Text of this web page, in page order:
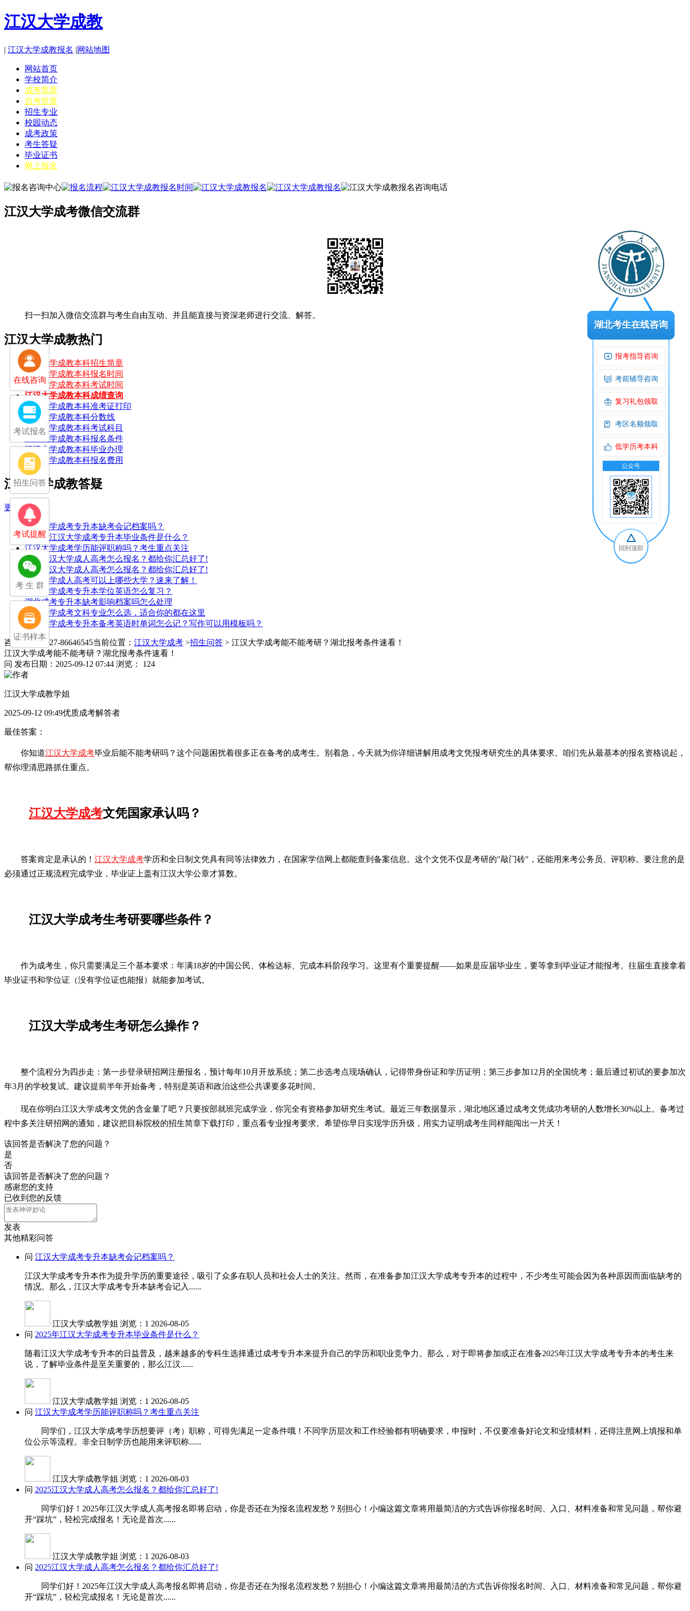
江汉大学成教
| 江汉大学成教报名 |网站地图
网站首页
学校简介
成考简章
自考简章
招生专业
校园动态
成考政策
考生答疑
毕业证书
网上报名
江汉大学成考微信交流群
扫一扫加入微信交流群与考生自由互动、并且能直接与资深老师进行交流、解答。
江汉大学成教热门
江汉大学成教本科招生简章
江汉大学成教本科报名时间
江汉大学成教本科考试时间
江汉大学成教本科成绩查询
江汉大学成教本科准考证打印
江汉大学成教本科分数线
江汉大学成教本科考试科目
江汉大学成教本科报名条件
江汉大学成教本科毕业办理
江汉大学成教本科报名费用
江汉大学成教答疑
更多>>
江汉大学成考专升本缺考会记档案吗？
2025年江汉大学成考专升本毕业条件是什么？
江汉大学成考学历能评职称吗？考生重点关注
2025江汉大学成人高考怎么报名？都给你汇总好了!
2025江汉大学成人高考怎么报名？都给你汇总好了!
江汉大学成人高考可以上哪些大学？速来了解！
江汉大学成考专升本学位英语怎么复习？
湖北成考专升本缺考影响档案吗怎么处理
江汉大学成考文科专业怎么选，适合你的都在这里
江汉大学成考专升本备考英语时单词怎么记？写作可以用模板吗？
咨询电话：027-86646545当前位置： 江汉大学成考 >招生问答 > 江汉大学成考能不能考研？湖北报考条件速看！
江汉大学成考能不能考研？湖北报考条件速看！
问 发布日期：2025-09-12 07:44 浏览： 124
江汉大学成教学姐
2025-09-12 09:49优质成考解答者
最佳答案：
你知道江汉大学成考毕业后能不能考研吗？这个问题困扰着很多正在备考的成考生。别着急，今天就为你详细讲解用成考文凭报考研究生的具体要求。咱们先从最基本的报名资格说起，
帮你理清思路抓住重点。
江汉大学成考文凭国家承认吗？
答案肯定是承认的！ 江汉大学成考学历和全日制文凭具有同等法律效力，在国家学信网上都能查到备案信息。这个文凭不仅是考研的"敲门砖"，还能用来考公务员、评职称。要注意的是
必须通过正规流程完成学业，毕业证上盖有江汉大学公章才算数。
江汉大学成考生考研要哪些条件？
作为成考生，你只需要满足三个基本要求：年满18岁的中国公民、体检达标、完成本科阶段学习。这里有个重要提醒——如果是应届毕业生，要等拿到毕业证才能报考。往届生直接拿着
毕业证书和学位证（没有学位证也能报）就能参加考试。
江汉大学成考生考研怎么操作？
整个流程分为四步走：第一步登录研招网注册报名，预计每年10月开放系统；第二步选考点现场确认，记得带身份证和学历证明；第三步参加12月的全国统考；最后通过初试的要参加次
年3月的学校复试。建议提前半年开始备考，特别是英语和政治这些公共课要多花时间。
现在你明白江汉大学成考文凭的含金量了吧？只要按部就班完成学业，你完全有资格参加研究生考试。最近三年数据显示，湖北地区通过成考文凭成功考研的人数增长30%以上。备考过
程中多关注研招网的通知，建议把目标院校的招生简章下载打印，重点看专业报考要求。希望你早日实现学历升级，用实力证明成考生同样能闯出一片天！
该回答是否解决了您的问题？
是
否
该回答是否解决了您的问题？
感谢您的支持
已收到您的反馈
发表
其他精彩问答
问 江汉大学成考专升本缺考会记档案吗？
江汉大学成考专升本作为提升学历的重要途径，吸引了众多在职人员和社会人士的关注。然而，在准备参加江汉大学成考专升本的过程中，不少考生可能会因为各种原因而面临缺考的
情况。那么，江汉大学成考专升本缺考会记入......
江汉大学成教学姐 浏览：1 2026-08-05
问 2025年江汉大学成考专升本毕业条件是什么？
随着江汉大学成考专升本的日益普及，越来越多的专科生选择通过成考专升本来提升自己的学历和职业竞争力。那么，对于即将参加或正在准备2025年江汉大学成考专升本的考生来
说，了解毕业条件是至关重要的，那么江汉......
江汉大学成教学姐 浏览：1 2026-08-05
问 江汉大学成考学历能评职称吗？考生重点关注
同学们，江汉大学成考学历想要评（考）职称，可得先满足一定条件哦！不同学历层次和工作经验都有明确要求，申报时，不仅要准备好论文和业绩材料，还得注意网上填报和单
位公示等流程。非全日制学历也能用来评职称......
江汉大学成教学姐 浏览：1 2026-08-03
问 2025江汉大学成人高考怎么报名？都给你汇总好了!
同学们好！2025年江汉大学成人高考报名即将启动，你是否还在为报名流程发愁？别担心！小编这篇文章将用最简洁的方式告诉你报名时间、入口、材料准备和常见问题，帮你避
开“踩坑”，轻松完成报名！无论是首次......
江汉大学成教学姐 浏览：1 2026-08-03
问 2025江汉大学成人高考怎么报名？都给你汇总好了!
同学们好！2025年江汉大学成人高考报名即将启动，你是否还在为报名流程发愁？别担心！小编这篇文章将用最简洁的方式告诉你报名时间、入口、材料准备和常见问题，帮你避
开“踩坑”，轻松完成报名！无论是首次......
在线咨询
考试报名
招生问答
考试提醒
考 生 群
证书样本
湖北考生在线咨询
报考指导咨询
考前辅导咨询
复习礼包领取
考区名额领取
低学历考本科
公众号
回到顶部